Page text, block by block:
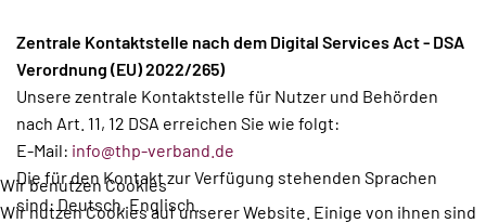
Zentrale Kontaktstelle nach dem Digital Services Act - DSA
Verordnung (EU) 2022/265)
Unsere zentrale Kontaktstelle für Nutzer und Behörden
nach Art. 11, 12 DSA erreichen Sie wie folgt:
E-Mail: info@thp-verband.de
Die für den Kontakt zur Verfügung stehenden Sprachen
sind: Deutsch, Englisch.
Wir benutzen Cookies
Wir nutzen Cookies auf unserer Website. Einige von ihnen sind